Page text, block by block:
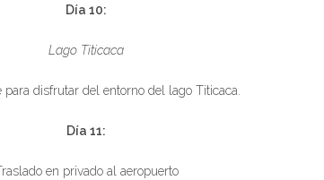
Día 10:
Lago Titicaca
disfrutar del entorno del lago Titicaca.
Día 11:
en privado al aeropuerto